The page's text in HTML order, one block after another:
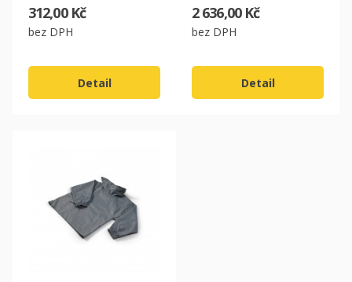
312,00 Kč
bez DPH
Detail
2 636,00 Kč
bez DPH
Detail